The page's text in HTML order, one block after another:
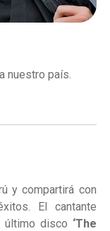
nuestro país.
y compartirá con
El cantante
último disco ‘The